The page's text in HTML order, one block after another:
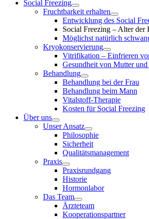
Social Freezing
Fruchtbarkeit erhalten
Entwicklung des Social
Social Freezing – Alter der
Möglichst natürlich
Kryokonservierung
Vitrifikation – Einfrieren
Gesundheit von Mutter
Behandlung
Behandlung bei der Frau
Behandlung beim Mann
Vitalstoff-Therapie
Kosten für Social Freezing
Über uns
Unser Ansatz
Philosophie
Sicherheit
Qualitätsmanagement
Praxis
Praxisrundgang
Historie
Hormonlabor
Das Team
Ärzteteam
Kooperationspartner